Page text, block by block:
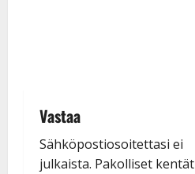
Vastaa
Sähköpostiosoitettasi ei
julkaista. Pakolliset kentät